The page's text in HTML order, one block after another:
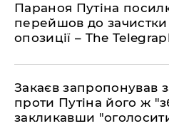
Параноя Путіна
перейшов до
опозиції – The
Закаєв запропонував
проти Путіна його ж
закликавши